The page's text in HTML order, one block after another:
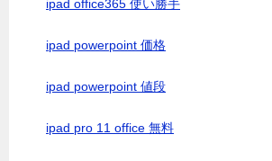
ipad office365 使い勝手
ipad powerpoint 価格
ipad powerpoint 値段
ipad pro 11 office 無料